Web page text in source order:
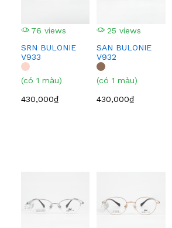
76 views
SRN BULONIE
V933
(có 1 màu)
430,000₫
25 views
SAN BULONIE
V932
(có 1 màu)
430,000₫